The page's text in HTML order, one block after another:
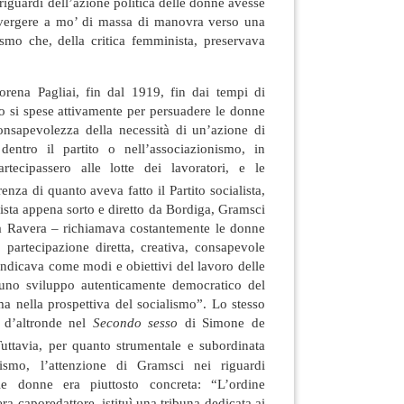
a mo’ di massa di manovra verso una
che, della critica femminista, preservava
Pagliai, fin dal 1919, fin dai tempi di
si spese attivamente per persuadere le donne
della necessità di un’azione di
dentro il partito o nell’associazionismo, in
alle lotte dei lavoratori, e le
di quanto aveva fatto il Partito socialista,
appena sorto e diretto da Bordiga, Gramsci
– richiamava costantemente le donne
diretta, creativa, consapevole
come modi e obiettivi del lavoro delle
sviluppo autenticamente democratico del
nella prospettiva del socialismo”. Lo stesso
nel Secondo sesso di Simone de
per quanto strumentale e subordinata
l’attenzione di Gramsci nei riguardi
donne era piuttosto concreta: “L’ordine